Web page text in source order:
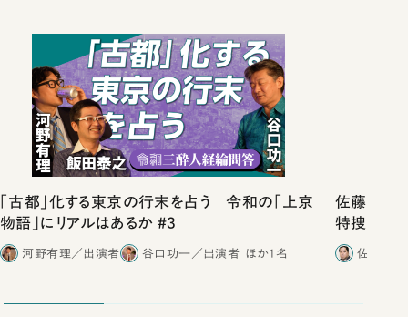
「古都」化する東京の行末を占う 令和の「上京
物語」にリアルはあるか #3
河野有理／出演者 谷口功一／出演者 ほか1名
佐藤優vs
特捜取調
合ったこと
佐藤優